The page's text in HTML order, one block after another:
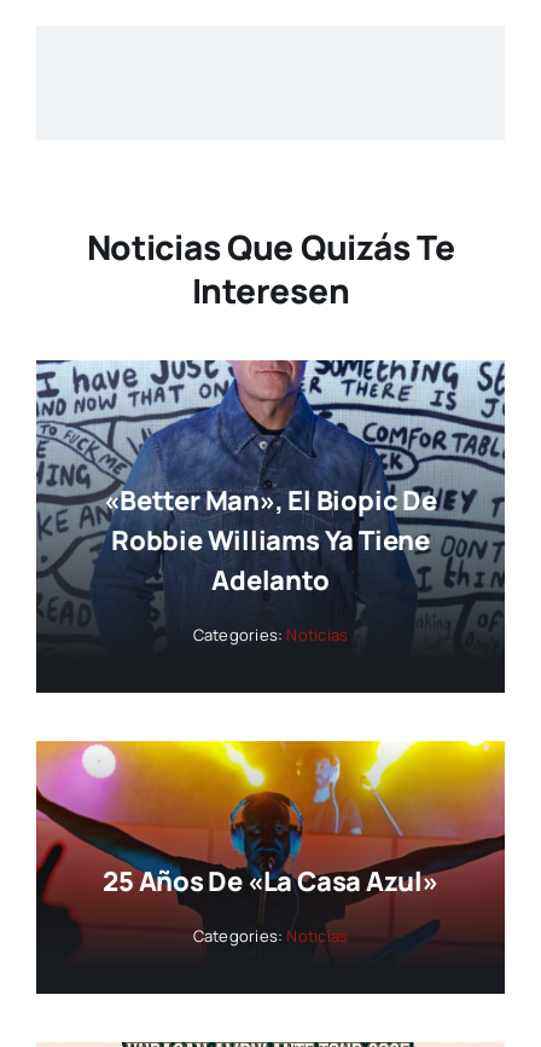
Noticias Que Quizás Te
Interesen
«Better Man», El Biopic De
Robbie Williams Ya Tiene
Adelanto
Categories: Noticias
25 Años De «La Casa Azul»
Categories: Noticias